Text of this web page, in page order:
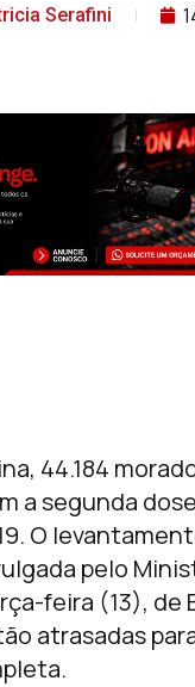
Serafini
44.184
a segunda
O
pelo
feira (13), de
atrasadas